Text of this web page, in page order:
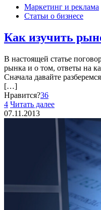
Маркетинг и реклама
Статьи о бизнесе
Как изучить
В настоящей статье
рынка и о том, ответы на
Сначала давайте
[…]
Нравится?36
4 Читать далее
07.11.2013